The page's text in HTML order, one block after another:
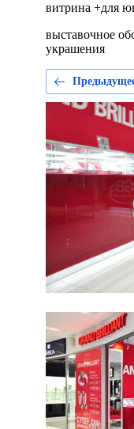
витрина +для
выставочное
украшения